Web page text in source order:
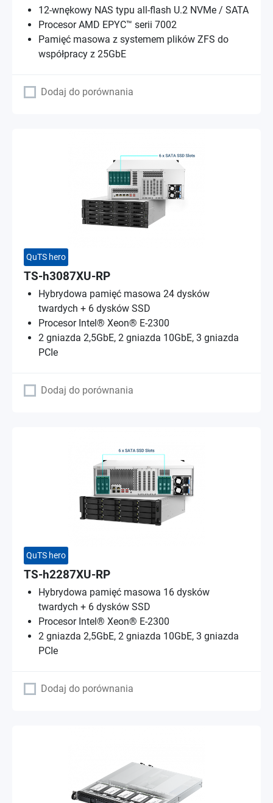
12-wnękowy NAS typu all-flash U.2 NVMe / SATA
Procesor AMD EPYC™ serii 7002
Pamięć masowa z systemem plików ZFS do
współpracy z 25GbE
Dodaj do porównania
QuTS hero
TS-h3087XU-RP
Hybrydowa pamięć masowa 24 dysków
twardych + 6 dysków SSD
Procesor Intel® Xeon® E-2300
2 gniazda 2,5GbE, 2 gniazda 10GbE, 3 gniazda
PCIe
Dodaj do porównania
QuTS hero
TS-h2287XU-RP
Hybrydowa pamięć masowa 16 dysków
twardych + 6 dysków SSD
Procesor Intel® Xeon® E-2300
2 gniazda 2,5GbE, 2 gniazda 10GbE, 3 gniazda
PCIe
Dodaj do porównania